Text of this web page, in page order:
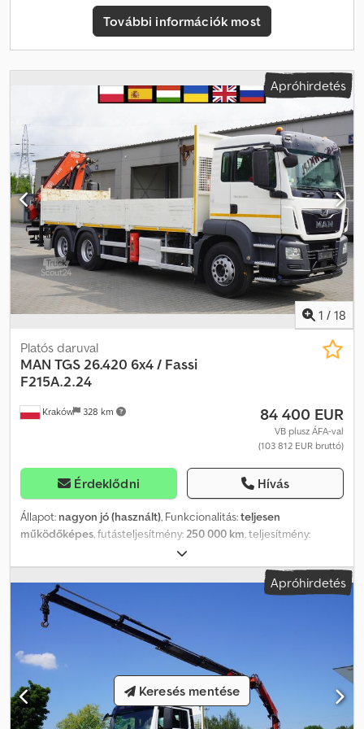
Hossza 670 cm Nappali kabin Légkondicionáló Automata
sebességváltó Rádió Dcsdpfx Ahszrw Sxobjk Tolatókamera
Differenciálzár Tempomat Az autót egy MAN szalonban vásárolták
További információk most
Apróhirdetés
1 / 18
Kraków 328 km
Platós daruval
MAN TGS 26.420 6x4 / Fassi
F215A.2.24
84 400 EUR
VB plusz ÁFA-val
(103 812 EUR bruttó)
Érdeklődni Hívás
Állapot: nagyon jó (használt), Funkcionalitás:teljesen
működőképes, futásteljesítmény:250 000 km, teljesítmény:
, üzemanyagtípus:
kg, maximális teherbírás:10 590 kg, össztömeg:26 000 kg, szín:
fehér, vezetőfülke:nappali fülke, hajtástípus:automata,
kibocsátási osztály:
hossza:
6 720 mm, rakodótér szélesség:
570 mm, Gyártási év:
differenciálzár, légkondicionálás, tempomat, utánfutó vonófej
MAN TGS 26.420 6×4 / Fassi F215A.2.24 / Távirányító / Rotátor / 6,7 m
plató 2019-es év Futott 250 ezer km Műszaki adatok Össztömeg
26000 kg Súlya 15410 kg Djdpfx Ahszrw Slebeck Terhelhetősége
10590 kg A motor űrtartalma 12419 cc Teljesítmény 420 LE Euro 6
Apróhirdetés
Keresés mentése